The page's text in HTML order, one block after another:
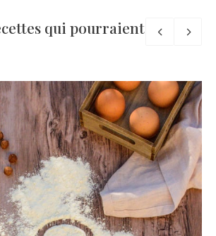
qui pourraient